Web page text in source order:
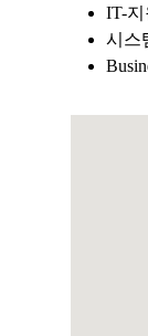
IT-지
시스